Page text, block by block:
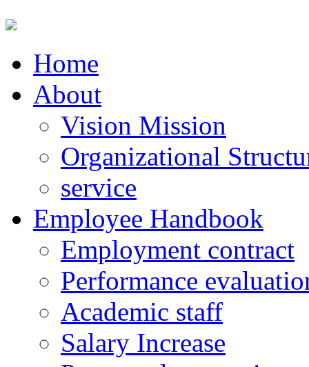
Home
About
Vision Mission
Organizational
service
Employee Handbook
Employment contract
Performance
Academic staff
Salary Increase